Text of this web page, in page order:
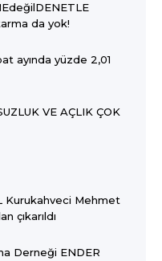
da yok!
ayında yüzde 2,01
VE AÇLIK ÇOK
Kurukahveci Mehmet
çıkarıldı
Derneği ENDER